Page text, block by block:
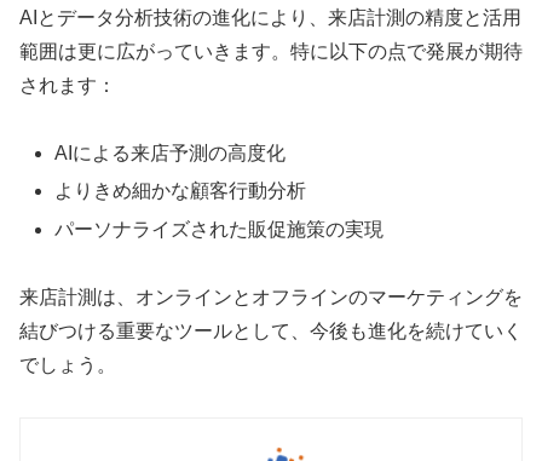
AIとデータ分析技術の進化により、来店計測の精度と活用
範囲は更に広がっていきます。特に以下の点で発展が期待
されます：
AIによる来店予測の高度化
よりきめ細かな顧客行動分析
パーソナライズされた販促施策の実現
来店計測は、オンラインとオフラインのマーケティングを
結びつける重要なツールとして、今後も進化を続けていく
でしょう。